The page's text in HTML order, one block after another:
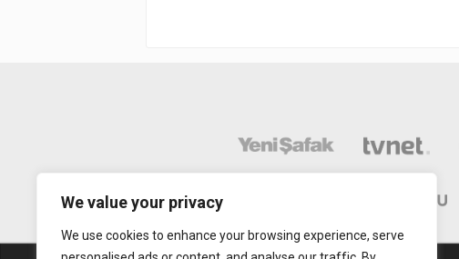
We value your privacy
We use cookies to enhance your browsing experience, serve